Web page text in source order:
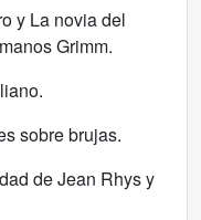
y La novia del
Grimm.
sobre brujas.
de Jean Rhys y